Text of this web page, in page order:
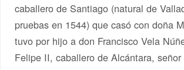
caballero de Santiago (natural de
pruebas en 1544) que casó con doña
tuvo por hijo a don Francisco Vela
Felipe II, caballero de Alcántara, señor